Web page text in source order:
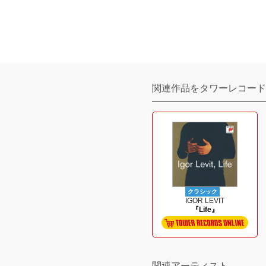
関連作品をタワーレコー
クラシック
IGOR LEVIT
『Life』